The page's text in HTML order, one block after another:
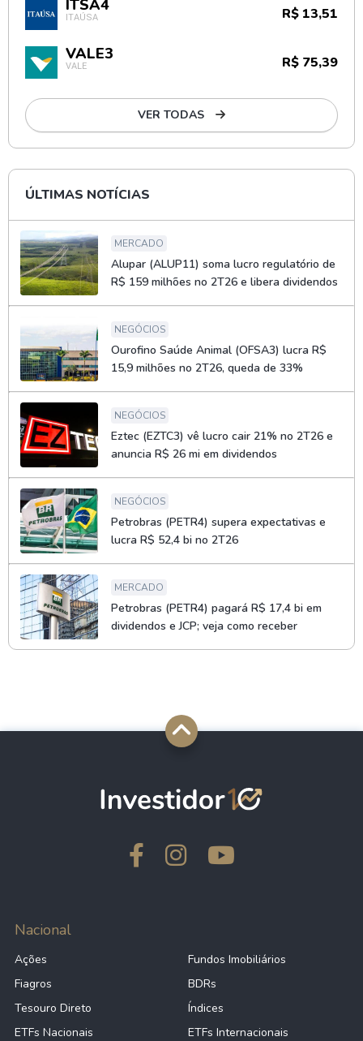
ITSA4
ITAÚSA R$ 13,51
VALE3
VALE R$ 75,39
VER TODAS
ÚLTIMAS NOTÍCIAS
MERCADO
Alupar (ALUP11) soma lucro regulatório de
R$ 159 milhões no 2T26 e libera dividendos
NEGÓCIOS
Ourofino Saúde Animal (OFSA3) lucra R$
15,9 milhões no 2T26, queda de 33%
NEGÓCIOS
Eztec (EZTC3) vê lucro cair 21% no 2T26 e
anuncia R$ 26 mi em dividendos
NEGÓCIOS
Petrobras (PETR4) supera expectativas e
lucra R$ 52,4 bi no 2T26
MERCADO
Petrobras (PETR4) pagará R$ 17,4 bi em
dividendos e JCP; veja como receber
Nacional
Ações
Fundos Imobiliários
Fiagros
BDRs
Tesouro Direto
Índices
ETFs Nacionais
ETFs Internacionais